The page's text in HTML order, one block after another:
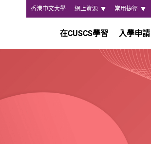
香港中文大學 網上資源 常用捷徑
在CUSCS學習 入學申請